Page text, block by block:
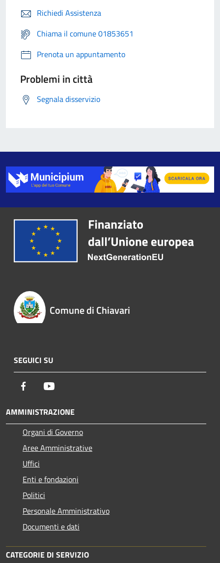
Richiedi Assistenza
Chiama il comune 01853651
Prenota un appuntamento
Problemi in città
Segnala disservizio
Comune di Chiavari
SEGUICI SU
Facebook
AMMINISTRAZIONE
Organi di Governo
Aree Amministrative
Uffici
Enti e fondazioni
Politici
Personale Amministrativo
Documenti e dati
CATEGORIE DI SERVIZIO